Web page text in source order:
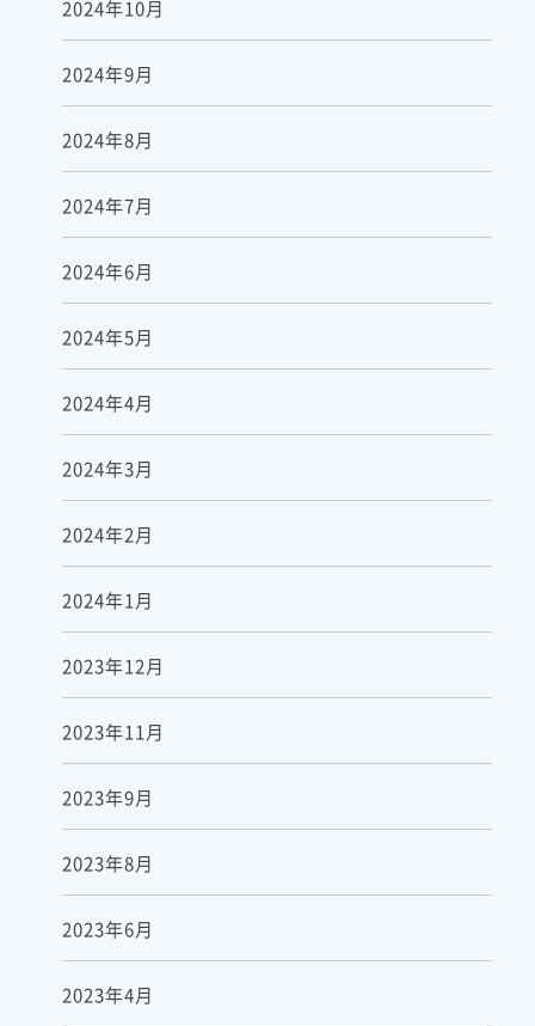
2024年10月
2024年9月
2024年8月
2024年7月
2024年6月
2024年5月
2024年4月
2024年3月
2024年2月
2024年1月
2023年12月
2023年11月
2023年9月
2023年8月
2023年6月
2023年4月